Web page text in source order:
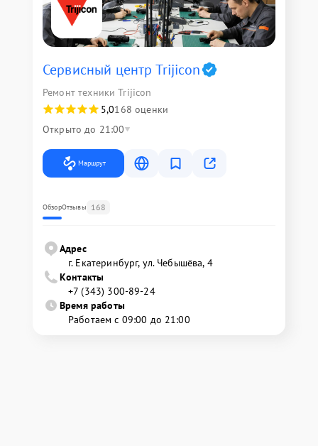
Сервисный центр Trijicon
Ремонт техники Trijicon
5,0168 оценки
Открыто до 21:00
Маршрут
ОбзорОтзывы 168
Адрес
г. Екатеринбург, ул. Чебышёва, 4
Контакты
+7 (343) 300-89-24
Время работы
Работаем с 09:00 до 21:00